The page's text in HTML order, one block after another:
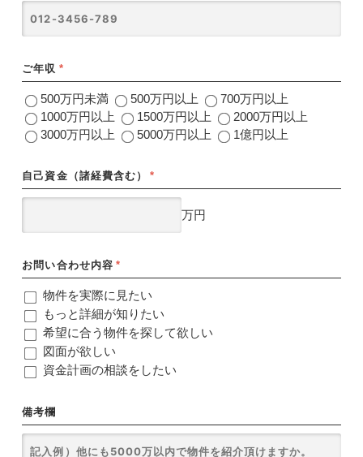
ご年収 *
500万円未満 500万円以上
700万円以上
1000万円以上
1500万円以上
2000万円以上
3000万円以上
5000万円以上 1億円以上
自己資金（諸経費含む） *
万円
お問い合わせ内容 *
物件を実際に見たい
もっと詳細が知りたい
希望に合う物件を探して欲しい
図面が欲しい
資金計画の相談をしたい
備考欄